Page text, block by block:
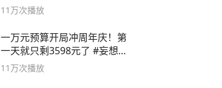
11万次播放
一万元预算开局冲周年庆！第
一天就只剩3598元了 #妄想山
海
11万次播放